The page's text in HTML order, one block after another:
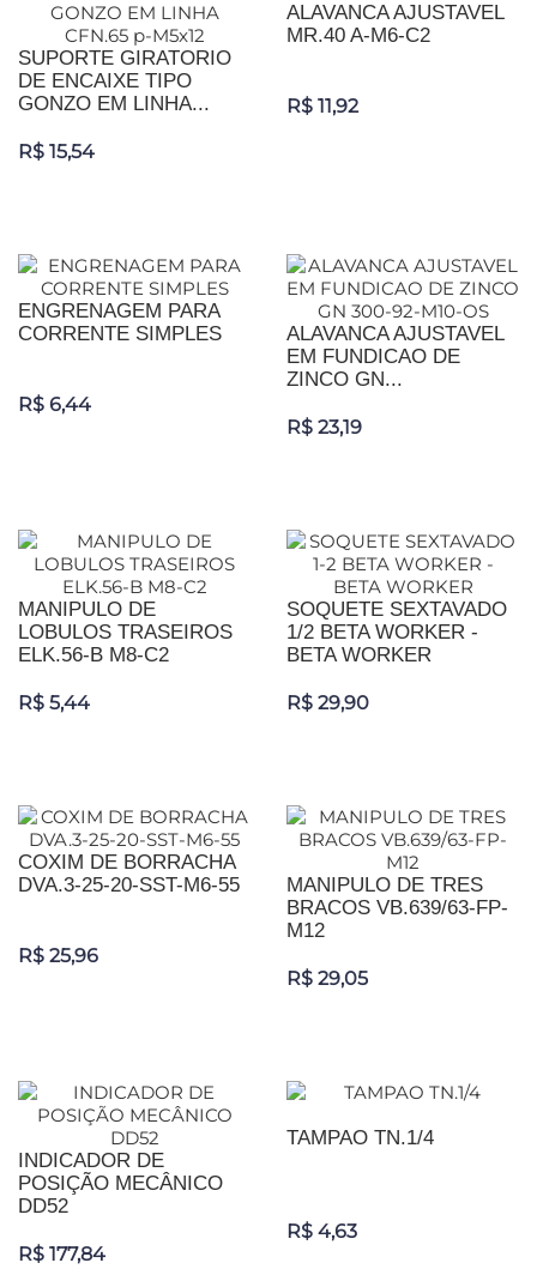
SUPORTE GIRATORIO
DE ENCAIXE TIPO
GONZO EM LINHA...
R$ 15,54
ALAVANCA AJUSTAVEL
MR.40 A-M6-C2
R$ 11,92
ENGRENAGEM PARA
CORRENTE SIMPLES
R$ 6,44
ALAVANCA AJUSTAVEL
EM FUNDICAO DE
ZINCO GN...
R$ 23,19
MANIPULO DE
LOBULOS TRASEIROS
ELK.56-B M8-C2
R$ 5,44
SOQUETE SEXTAVADO
1/2 BETA WORKER -
BETA WORKER
R$ 29,90
COXIM DE BORRACHA
DVA.3-25-20-SST-M6-55
R$ 25,96
MANIPULO DE TRES
BRACOS VB.639/63-FP-
M12
R$ 29,05
INDICADOR DE
POSIÇÃO MECÂNICO
DD52
R$ 177,84
TAMPAO TN.1/4
R$ 4,63